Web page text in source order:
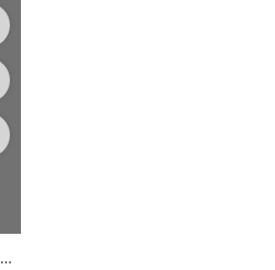
P83003 Modele de pilastru din poliuretan pentru interior si exterior